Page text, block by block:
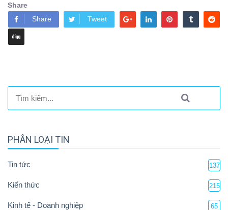
Share
Share
Tweet
PHÂN LOẠI TIN
Tin tức 137
Kiến thức 215
Kinh tế - Doanh nghiệp 65